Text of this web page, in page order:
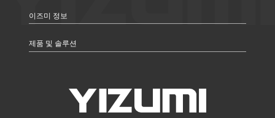
이즈미 정보
제품 및 솔루션